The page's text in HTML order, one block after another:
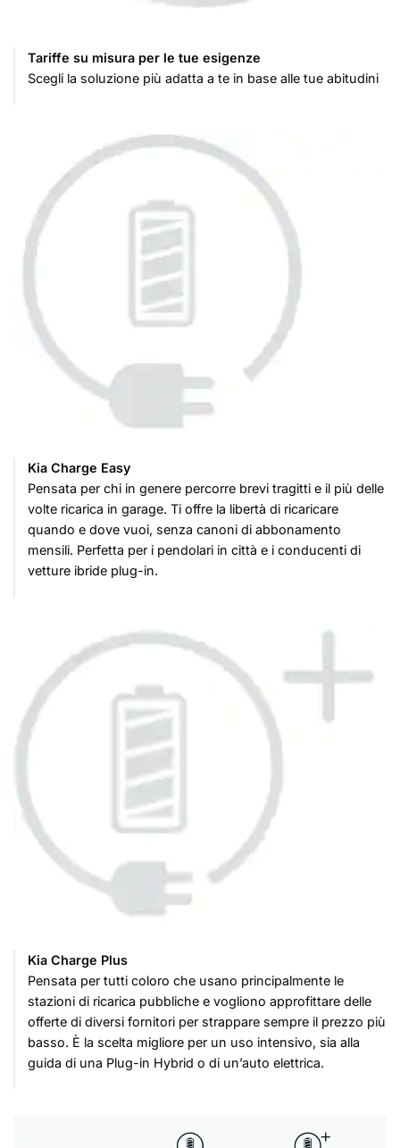
Tariffe su misura per le tue esigenze
Scegli la soluzione più adatta a te in base alle tue abitudini
Kia Charge Easy
Pensata per chi in genere percorre brevi tragitti e il più delle
volte ricarica in garage. Ti offre la libertà di ricaricare
quando e dove vuoi, senza canoni di abbonamento
mensili. Perfetta per i pendolari in città e i conducenti di
vetture ibride plug-in.
Kia Charge Plus
Pensata per tutti coloro che usano principalmente le
stazioni di ricarica pubbliche e vogliono approfittare delle
offerte di diversi fornitori per strappare sempre il prezzo più
basso. È la scelta migliore per un uso intensivo, sia alla
guida di una Plug-in Hybrid o di un’auto elettrica.